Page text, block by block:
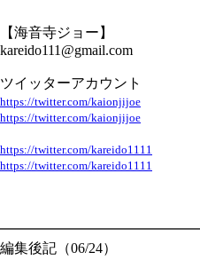
【海音寺ジョー】
kareido111@gmail.com
ツイッターアカウント
https://twitter.com/kaionjijoe
https://twitter.com/kaionjijoe
https://twitter.com/kareido1111
https://twitter.com/kareido1111
編集後記（06/24）